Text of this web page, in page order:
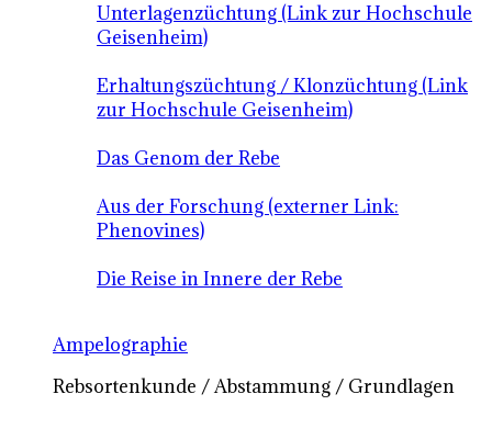
Unterlagenzüchtung (Link zur Hochschule
Geisenheim)
Erhaltungszüchtung / Klonzüchtung (Link
zur Hochschule Geisenheim)
Das Genom der Rebe
Aus der Forschung (externer Link:
Phenovines)
Die Reise in Innere der Rebe
Ampelographie
Rebsortenkunde / Abstammung / Grundlagen